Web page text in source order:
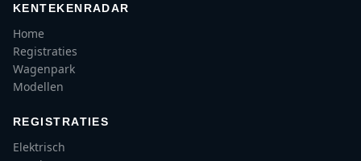
KENTEKENRADAR
Home
Registraties
Wagenpark
Modellen
REGISTRATIES
Elektrisch